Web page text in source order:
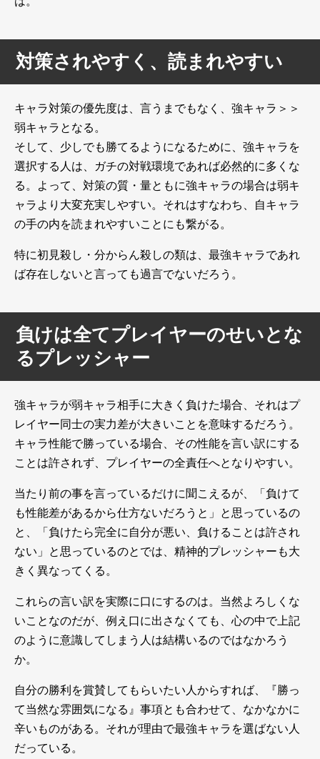
対策されやすく、読まれやすい
キャラ対策の優先度は、言うまでもなく、強キャラ＞＞
弱キャラとなる。
そして、少しでも勝てるようになるために、強キャラを
選択する人は、ガチの対戦環境であれば必然的に多くな
る。よって、対策の質・量ともに強キャラの場合は弱キ
ャラより大変充実しやすい。それはすなわち、自キャラ
の手の内を読まれやすいことにも繋がる。
特に初見殺し・分からん殺しの類は、最強キャラであれ
ば存在しないと言っても過言でないだろう。
負けは全てプレイヤーのせいとな
るプレッシャー
強キャラが弱キャラ相手に大きく負けた場合、それはプ
レイヤー同士の実力差が大きいことを意味するだろう。
キャラ性能で勝っている場合、その性能を言い訳にする
ことは許されず、プレイヤーの全責任へとなりやすい。
当たり前の事を言っているだけに聞こえるが、「負けて
も性能差があるから仕方ないだろうと」と思っているの
と、「負けたら完全に自分が悪い、負けることは許され
ない」と思っているのとでは、精神的プレッシャーも大
きく異なってくる。
これらの言い訳を実際に口にするのは。当然よろしくな
いことなのだが、例え口に出さなくても、心の中で上記
のように意識してしまう人は結構いるのではなかろう
か。
自分の勝利を賞賛してもらいたい人からすれば、『勝っ
て当然な雰囲気になる』事項とも合わせて、なかなかに
辛いものがある。それが理由で最強キャラを選ばない人
だっている。